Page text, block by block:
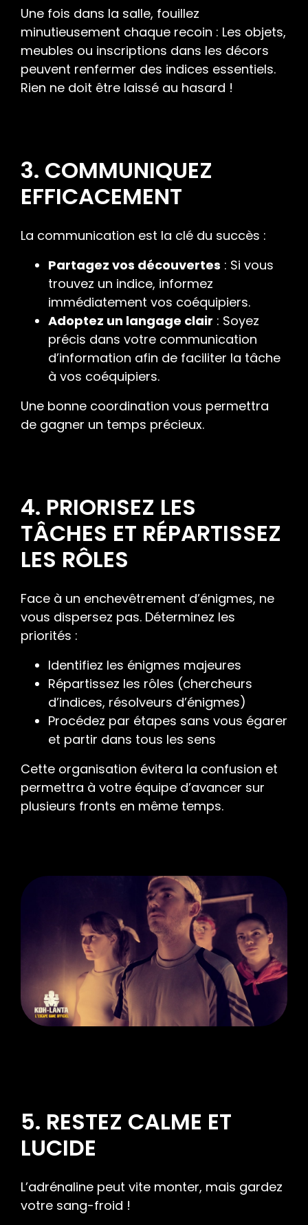
Une fois dans la salle, fouillez
minutieusement chaque recoin : Les objets,
meubles ou inscriptions dans les décors
peuvent renfermer des indices essentiels.
Rien ne doit être laissé au hasard !
3. COMMUNIQUEZ
EFFICACEMENT
La communication est la clé du succès :
Partagez vos découvertes : Si vous
trouvez un indice, informez
immédiatement vos coéquipiers.
Adoptez un langage clair : Soyez
précis dans votre communication
d’information afin de faciliter la tâche
à vos coéquipiers.
Une bonne coordination vous permettra
de gagner un temps précieux.
4. PRIORISEZ LES
TÂCHES ET RÉPARTISSEZ
LES RÔLES
Face à un enchevêtrement d’énigmes, ne
vous dispersez pas. Déterminez les
priorités :
Identifiez les énigmes majeures
Répartissez les rôles (chercheurs
d’indices, résolveurs d’énigmes)
Procédez par étapes sans vous égarer
et partir dans tous les sens
Cette organisation évitera la confusion et
permettra à votre équipe d’avancer sur
plusieurs fronts en même temps.
5. RESTEZ CALME ET
LUCIDE
L’adrénaline peut vite monter, mais gardez
votre sang-froid !